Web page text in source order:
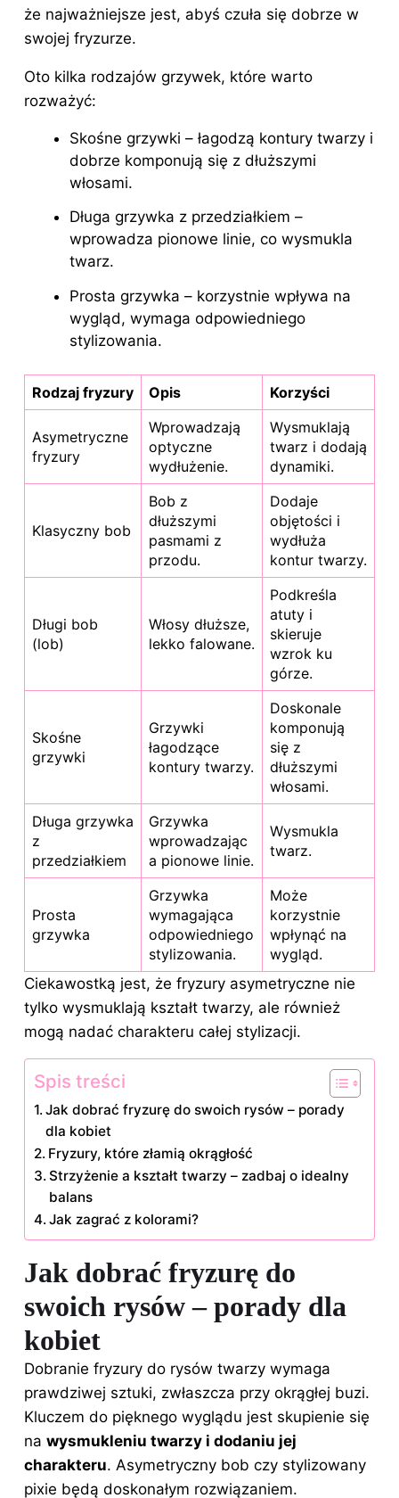
że najważniejsze jest, abyś czuła się dobrze w
swojej fryzurze.
Oto kilka rodzajów grzywek, które warto
rozważyć:
Skośne grzywki – łagodzą kontury twarzy i
dobrze komponują się z dłuższymi
włosami.
Długa grzywka z przedziałkiem –
wprowadza pionowe linie, co wysmukla
twarz.
Prosta grzywka – korzystnie wpływa na
wygląd, wymaga odpowiedniego
stylizowania.
Rodzaj fryzury Opis Korzyści
Asymetryczne
fryzury
Wprowadzają
optyczne
wydłużenie.
Wysmuklają
twarz i dodają
dynamiki.
Klasyczny bob
Bob z
dłuższymi
pasmami z
przodu.
Dodaje
objętości i
wydłuża
kontur twarzy.
Długi bob
(lob)
Włosy dłuższe,
lekko falowane.
Podkreśla
atuty i
skieruje
wzrok ku
górze.
Skośne
grzywki
Grzywki
łagodzące
kontury twarzy.
Doskonale
komponują
się z
dłuższymi
włosami.
Długa grzywka
z
przedziałkiem
Grzywka
wprowadzając
a pionowe linie.
Wysmukla
twarz.
Prosta
grzywka
Grzywka
wymagająca
odpowiedniego
stylizowania.
Może
korzystnie
wpłynąć na
wygląd.
Ciekawostką jest, że fryzury asymetryczne nie
tylko wysmuklają kształt twarzy, ale również
mogą nadać charakteru całej stylizacji.
Spis treści
Jak dobrać fryzurę do swoich rysów – porady
dla kobiet
Fryzury, które złamią okrągłość
Strzyżenie a kształt twarzy – zadbaj o idealny
balans
Jak zagrać z kolorami?
Jak dobrać fryzurę do
swoich rysów – porady dla
kobiet
Dobranie fryzury do rysów twarzy wymaga
prawdziwej sztuki, zwłaszcza przy okrągłej buzi.
Kluczem do pięknego wyglądu jest skupienie się
na wysmukleniu twarzy i dodaniu jej
charakteru. Asymetryczny bob czy stylizowany
pixie będą doskonałym rozwiązaniem.